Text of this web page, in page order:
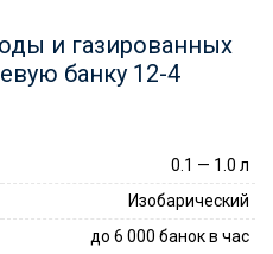
и газированных
банку 12-4
0.1 — 1.0 л
Изобарический
до 6 000 банок в час